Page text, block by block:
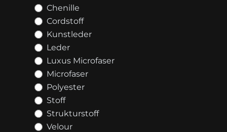
Chenille
Cordstoff
Kunstleder
Leder
Luxus Microfaser
Microfaser
Polyester
Stoff
Strukturstoff
Velour